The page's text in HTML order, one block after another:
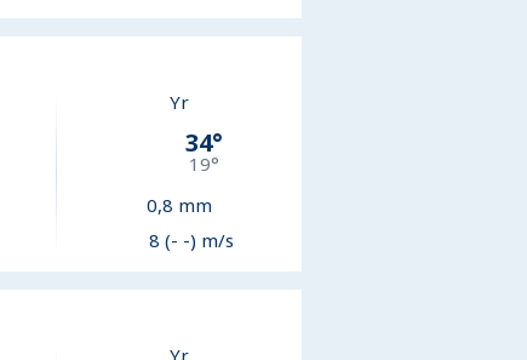
Yr
34°
19°
0,8 mm
8 (- -) m/s